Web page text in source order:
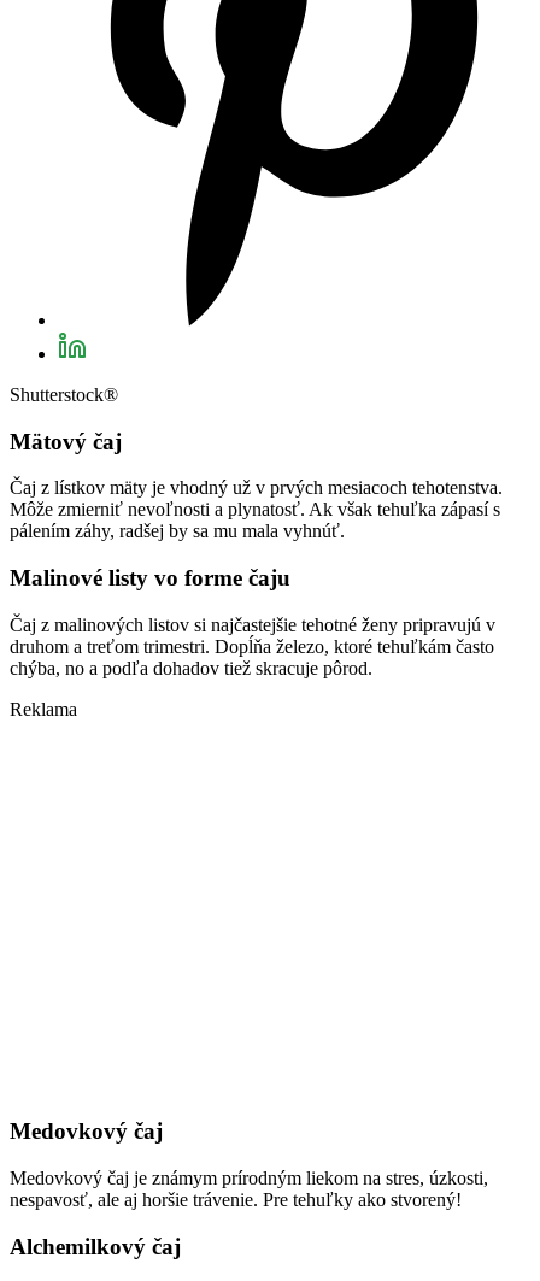
Shutterstock®
Mätový čaj
Čaj z lístkov mäty je vhodný už v prvých mesiacoch tehotenstva.
Môže zmierniť nevoľnosti a plynatosť. Ak však tehuľka zápasí s
pálením záhy, radšej by sa mu mala vyhnúť.
Malinové listy vo forme čaju
Čaj z malinových listov si najčastejšie tehotné ženy pripravujú v
druhom a treťom trimestri. Dopĺňa železo, ktoré tehuľkám často
chýba, no a podľa dohadov tiež skracuje pôrod.
Reklama
Medovkový čaj
Medovkový čaj je známym prírodným liekom na stres, úzkosti,
nespavosť, ale aj horšie trávenie. Pre tehuľky ako stvorený!
Alchemilkový čaj